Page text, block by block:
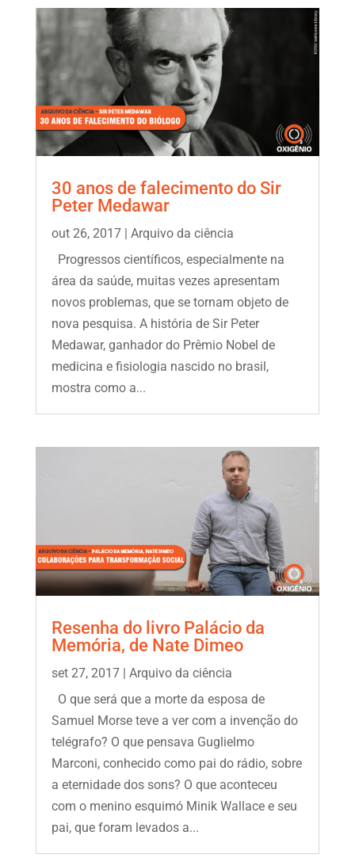
30 anos de falecimento do Sir
Peter Medawar
out 26, 2017| Arquivo da ciência
Progressos científicos, especialmente na
área da saúde, muitas vezes apresentam
novos problemas, que se tornam objeto de
nova pesquisa. A história de Sir Peter
Medawar, ganhador do Prêmio Nobel de
medicina e fisiologia nascido no brasil,
mostra como a...
Resenha do livro Palácio da
Memória, de Nate Dimeo
set 27, 2017| Arquivo da ciência
O que será que a morte da esposa de
Samuel Morse teve a ver com a invenção do
telégrafo? O que pensava Guglielmo
Marconi, conhecido como pai do rádio, sobre
a eternidade dos sons? O que aconteceu
com o menino esquimó Minik Wallace e seu
pai, que foram levados a...